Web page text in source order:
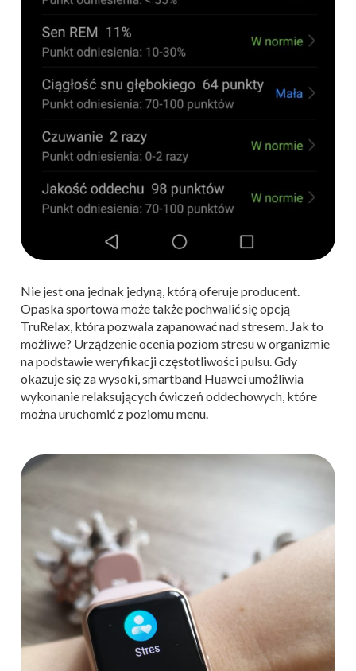
Nie jest ona jednak jedyną, którą oferuje producent.
Opaska sportowa może także pochwalić się opcją
TruRelax, która pozwala zapanować nad stresem. Jak to
możliwe? Urządzenie ocenia poziom stresu w organizmie
na podstawie weryfikacji częstotliwości pulsu. Gdy
okazuje się za wysoki, smartband Huawei umożliwia
wykonanie relaksujących ćwiczeń oddechowych, które
można uruchomić z poziomu menu.